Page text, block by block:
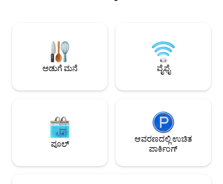
ರೂಮ್ ಇದೆ. ಅದೇ ಮಟ್ಟದಲ್ಲಿ, ಸಂಪೂರ್ಣ ಸುಸಜ್ಜಿತ
ರೂಮ್‌ಗೆ ತೆರೆಯುವ ಒಂದು ಮಲಗುವ ಕೋಣೆಯನ್ನು
ನೀವು ಕಾಣುತ್ತೀರಿ. ಎಲ್ಲವೂ ಉತ್ಕೃಷ್ಟತೆಯ
ಅಪಾರ್ಟ್‌ಮೆಂಟ್‌ಗೆ ಕಾರಣವಾಗುತ್ತದೆ, ಗಂಭೀರ
ಅಲಂಕಾರದೊಂದಿಗೆ ಮತ್ತು ಸ್ಮರಣೀಯ ವಾಸ್ತವ್ಯಕ್ಕಾಗಿ
ಪ್ರದೇಶಗಳು ಪ್ರವೇಶಾವಕಾಶ ಹೊಂದಿವೆ. ವಾಸ್ತವ್ಯದ
ಏಳು ಬೆಟ್ಟಗಳಲ್ಲಿ ಒಂದರ ಮೇಲ್ಭಾಗದಲ್ಲಿದೆ,
ಸುಂದರವಾದ ನಗರ ವೀಕ್ಷಣೆಗಳೊಂದಿಗೆ. ಇದು
ಅರಮನೆಯ ಕಟ್ಟಡಗಳು, ಉದ್ಯಾನಗಳು, ಕ್ರಿಯಾತ್ಮಕ
ಅಂಗಡಿಗಳು ಮತ್ತು ಪ್ರಸಿದ್ಧ ಬಾಣಸಿಗರನ್ನು ಹೊಂದಿರುವ
ಹತ್ತಿರದ ಮೆಟ್ರೋ ನಿಲ್ದಾಣವೆಂದರೆ ರಾಟೊ, ಹಳದಿ
ಕಾಲ್ನಡಿಗೆಯಲ್ಲಿ
ಮಾಡಿಕೊಡುತ್ತದೆ!
ಅಡುಗೆ ಮನೆ ವೈಫೈ
ಪೂಲ್
ಆವರಣದಲ್ಲಿ ಉಚಿತ
ಪಾರ್ಕಿಂಗ್